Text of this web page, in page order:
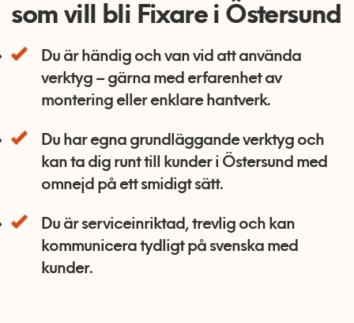
som vill bli Fixare i Östersund
Du är händig och van vid att använda
verktyg – gärna med erfarenhet av
montering eller enklare hantverk.
Du har egna grundläggande verktyg och
kan ta dig runt till kunder i Östersund med
omnejd på ett smidigt sätt.
Du är serviceinriktad, trevlig och kan
kommunicera tydligt på svenska med
kunder.